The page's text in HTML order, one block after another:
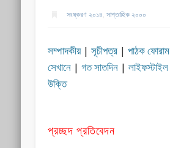
সংষ্করণ ২০১৪,সাপ্তাহিক ২০০০
সম্পাদকীয়|সূচীপত্র |পাঠক ফোরাম
সেখানে |গত সাতদিন |লাইফস্টাইল
উক্তি
প্রচ্ছদ প্রতিবেদন